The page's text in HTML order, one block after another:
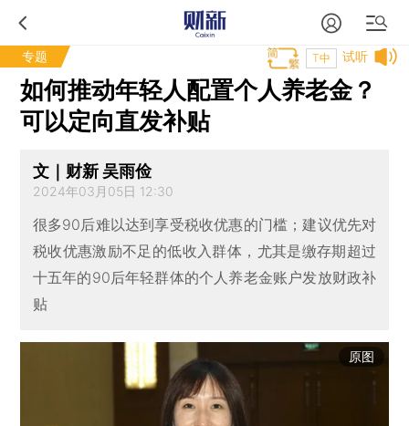
专题 试听
T中
如何推动年轻人配置个人养老金？
可以定向直发补贴
文｜财新 吴雨俭
2024年03月05日 12:30
很多90后难以达到享受税收优惠的门槛；建议优先对
税收优惠激励不足的低收入群体，尤其是缴存期超过
十五年的90后年轻群体的个人养老金账户发放财政补
贴
原图